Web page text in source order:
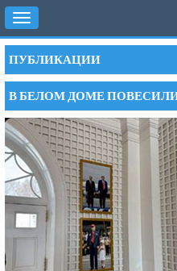
Toggle
navigation
ПУБЛИКАЦИИ
В БЕЛОМ ДОМЕ